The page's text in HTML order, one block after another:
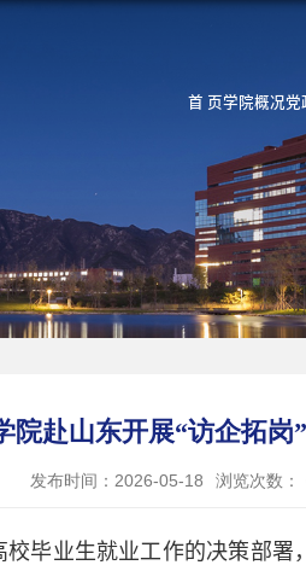
首 页学院概况党
院赴山东开展“访企拓岗
发布时间：2026-05-18 浏览次数：
毕业生就业工作的决策部署